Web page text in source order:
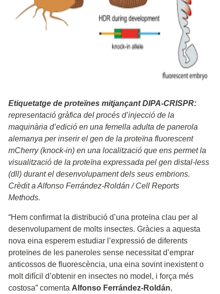
Etiquetatge de proteïnes mitjançant DIPA-CRISPR:
representació gràfica del procés d’injecció de la
maquinària d’edició en una femella adulta de panerola
alemanya per inserir el gen de la proteïna fluorescent
mCherry (knock-in) en una localització que ens permet la
visualització de la proteïna expressada pel gen distal-less
(dll) durant el desenvolupament dels seus embrions.
Crèdit a Alfonso Ferrández-Roldán / Cell Reports
Methods.
“Hem confirmat la distribució d’una proteïna clau per al
desenvolupament de molts insectes. Gràcies a aquesta
nova eina esperem estudiar l’expressió de diferents
proteïnes de les paneroles sense necessitat d’emprar
anticossos de fluorescència, una eina sovint inexistent o
molt difícil d’obtenir en insectes no model, i força més
costosa” comenta Alfonso Ferrández-Roldán,